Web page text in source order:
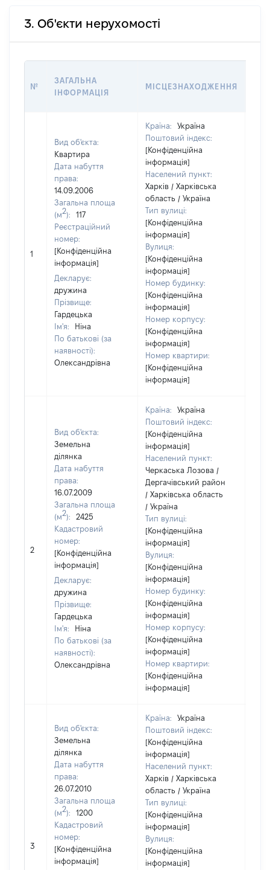
3. Об'єкти нерухомості
№
ЗАГАЛЬНА
ІНФОРМАЦІЯ
МІСЦЕЗНАХОДЖЕННЯ
1
Вид об'єкта:
Квартира
Дата набуття
права:
14.09.2006
Загальна площа
(м2):
117
Реєстраційний
номер:
[Конфіденційна
інформація]
Декларує:
дружина
Прізвище:
Гардецька
Ім'я:
Ніна
По батькові (за
наявності):
Олександрівна
Країна:
Україна
Поштовий індекс:
[Конфіденційна
інформація]
Населений пункт:
Харків / Харківська
область / Україна
Тип вулиці:
[Конфіденційна
інформація]
Вулиця:
[Конфіденційна
інформація]
Номер будинку:
[Конфіденційна
інформація]
Номер корпусу:
[Конфіденційна
інформація]
Номер квартири:
[Конфіденційна
інформація]
2
Вид об'єкта:
Земельна
ділянка
Дата набуття
права:
16.07.2009
Загальна площа
(м2):
2425
Кадастровий
номер:
[Конфіденційна
інформація]
Декларує:
дружина
Прізвище:
Гардецька
Ім'я:
Ніна
По батькові (за
наявності):
Олександрівна
Країна:
Україна
Поштовий індекс:
[Конфіденційна
інформація]
Населений пункт:
Черкаська Лозова /
Дергачівський район
/ Харківська область
/ Україна
Тип вулиці:
[Конфіденційна
інформація]
Вулиця:
[Конфіденційна
інформація]
Номер будинку:
[Конфіденційна
інформація]
Номер корпусу:
[Конфіденційна
інформація]
Номер квартири:
[Конфіденційна
інформація]
3
Вид об'єкта:
Земельна
ділянка
Дата набуття
права:
26.07.2010
Загальна площа
(м2):
1200
Кадастровий
номер:
[Конфіденційна
інформація]
Країна:
Україна
Поштовий індекс:
[Конфіденційна
інформація]
Населений пункт:
Харків / Харківська
область / Україна
Тип вулиці:
[Конфіденційна
інформація]
Вулиця:
[Конфіденційна
інформація]